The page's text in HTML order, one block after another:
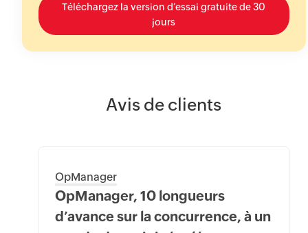
Téléchargez la version d’essai gratuite de 30
jours
Avis de clients
OpManager
OpManager, 10 longueurs
d’avance sur la concurrence, à un